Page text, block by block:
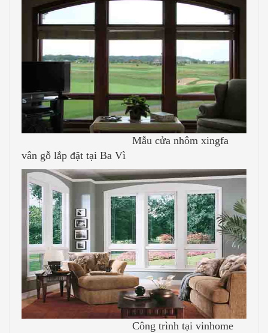
Mẫu cửa nhôm xingfa
vân gỗ lắp đặt tại Ba Vì
Công trình tại vinhome